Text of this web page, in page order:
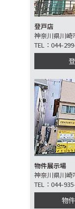
登戸店
神奈川県川崎
TEL：044-
物件展示場
神奈川県川崎
TEL：044-
物